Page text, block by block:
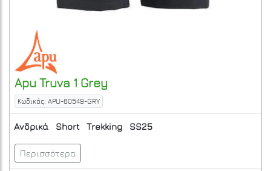
Apu Truva 1 Grey
Κωδικός: APU-80549-GRY
Ανδρικά Short Trekking SS25
Περισσότερα